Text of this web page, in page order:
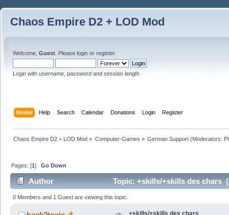
Chaos Empire D2 + LOD Mod
Welcome, Guest . Please login or register.
Login with username, password and session length
Home Help Search Calendar Donations Login Register
Chaos Empire D2 + LOD Mod » Computer-Games » German Support(Moderators:
Pages: [1]Go Down
Author Topic: +skills/+skills des chars
0 Members and 1 Guest are viewing this topic.
+skills/+skills des chars